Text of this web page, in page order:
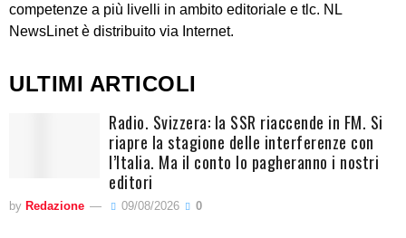
competenze a più livelli in ambito editoriale e tlc. NL
NewsLinet è distribuito via Internet.
ULTIMI ARTICOLI
Radio. Svizzera: la SSR riaccende in FM. Si
riapre la stagione delle interferenze con
l’Italia. Ma il conto lo pagheranno i nostri
editori
by Redazione 09/08/2026 0